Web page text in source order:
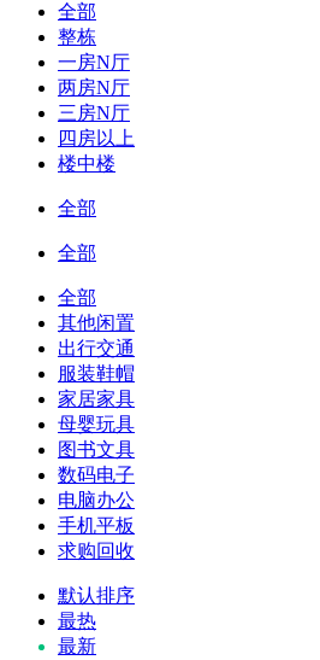
全部
整栋
一房N厅
两房N厅
三房N厅
四房以上
楼中楼
全部
全部
全部
其他闲置
出行交通
服装鞋帽
家居家具
母婴玩具
图书文具
数码电子
电脑办公
手机平板
求购回收
默认排序
最热
最新